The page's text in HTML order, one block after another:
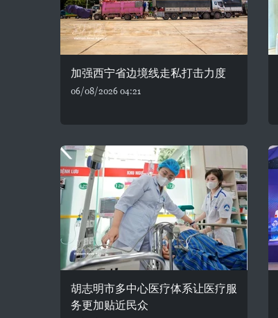
加强西宁省边境线走私打击力度
06/08/2026 04:21
胡志明市多中心医疗体系让医疗服
务更加贴近民众